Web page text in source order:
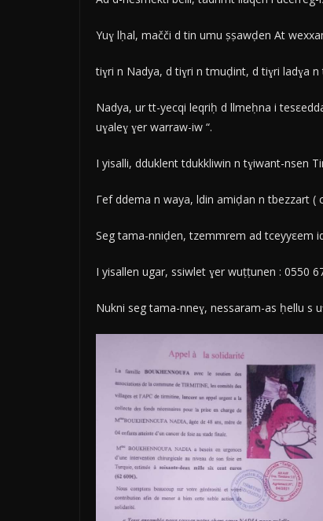
Yuɣ lḥal, mačči d tin umu ṣṣawḍen At
tiɣri n Nadya, d tiɣri n tmuḍint, d tiɣri ladɣa
Nadya, ur tt-yecqi leqriḥ d llmeḥna i
uɣaleɣ ɣer warraw-iw “.
I yisalli, dduklent tdukkliwin n tɣiwant-nsen
Γef ddema n waya, ldin amiḍan n tbezzart
Seg tama-nniḍen, tzemmrem ad tceyyεem
I yisallen ugar, ssiwlet ɣer wuṭṭunen : 0550
Nukni seg tama-nneɣ, nessaram-as ḥellu s